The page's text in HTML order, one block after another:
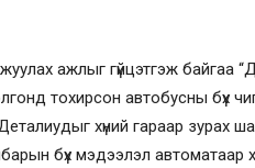
ажлыг гүйцэтгэж байгаа
тохирсон автобусны бүх
хүний гараар зурах
бүх мэдээлэл